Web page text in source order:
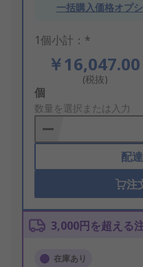
一括購入価格オプ
1個小計：*
￥16,047.00
(税抜)
Add
to
Basket
個
数量を選択または入力
配
注
3,000円を超える
在庫あり